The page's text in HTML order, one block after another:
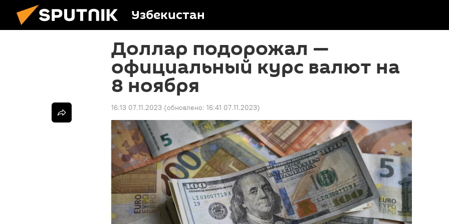
Узбекистан
Доллар подорожал —
официальный курс валют на
8 ноября
16:13 07.11.2023 (обновлено: 16:41 07.11.2023)